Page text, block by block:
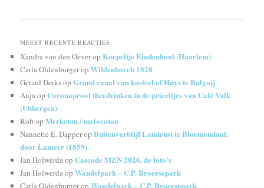
MEEST RECENTE REACTIES
Xandra van den OeveropKoepeltje Eindenhout (Haarlem)
Carla OldenburgeropWildenborch 1828
Gerard DerksopGrand canal van kasteel of Huys te Balgoij
AnjaopCoronaproof theedrinken in de prieeltjes van Café Valk
(Ubbergen)
Rob opMerketon / melocoton
Nannette E. DapperopBuitenverblijf Landrust te Bloemendaal,
door Lameer (1859).
Jan HolwerdaopCascade MZN 2026, de foto’s
Jan HolwerdaopWandelpark – C.P. Broersepark
Carla OldenburgeropWandelpark – C.P. Broersepark